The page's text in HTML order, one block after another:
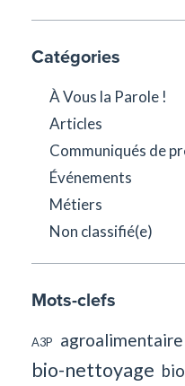
Catégories
À Vous la Parole !
Articles
Communiqués de
Événements
Métiers
Non classifié(e)
Mots-clefs
A3P agroalimentaire
bio-nettoyage